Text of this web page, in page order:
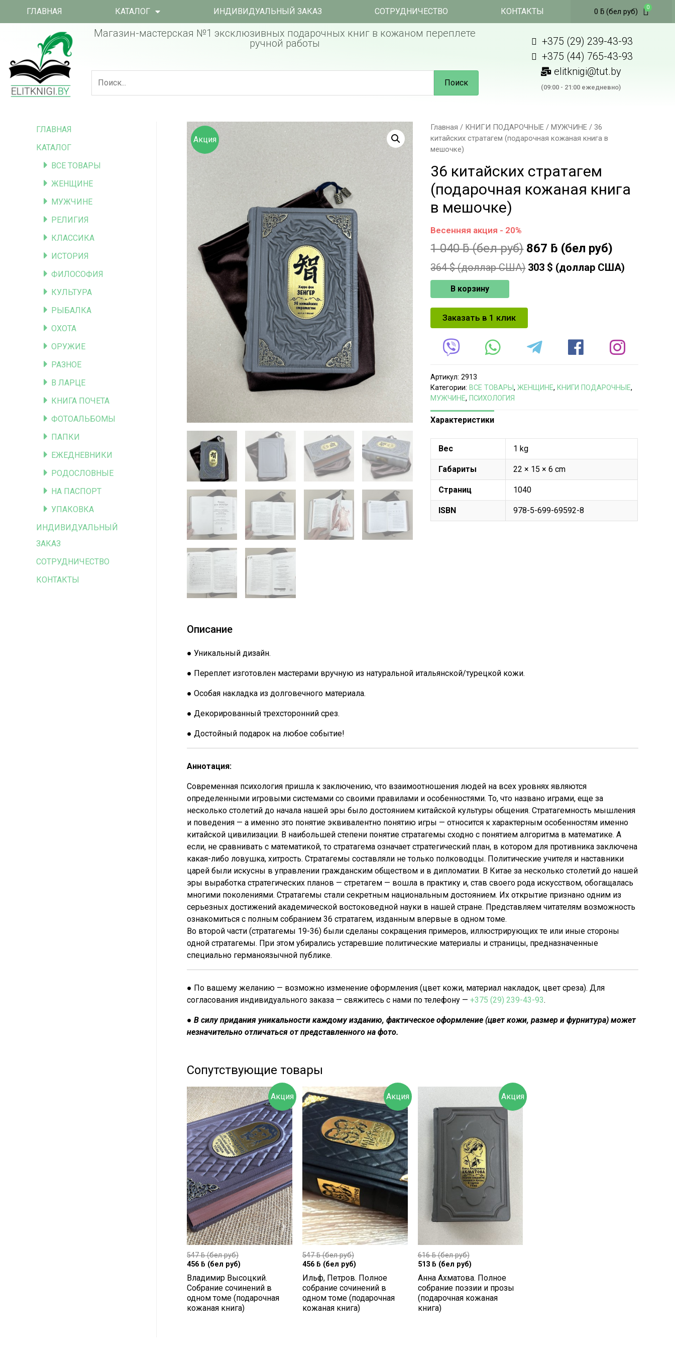
ГЛАВНАЯ КАТАЛОГ ИНДИВИДУАЛЬНЫЙ ЗАКАЗ СОТРУДНИЧЕСТВО КОНТАКТЫ 0 ƃ(бел руб)
Магазин-мастерская №1 эксклюзивных подарочных книг в кожаном переплете
ручной работы
Поиск
+375 (29) 239-43-93
+375 (44) 765-43-93
elitknigi@tut.by
(09:00 - 21:00 ежедневно)
ГЛАВНАЯ
КАТАЛОГ
ВСЕ ТОВАРЫ
ЖЕНЩИНЕ
МУЖЧИНЕ
РЕЛИГИЯ
КЛАССИКА
ИСТОРИЯ
ФИЛОСОФИЯ
КУЛЬТУРА
РЫБАЛКА
ОХОТА
ОРУЖИЕ
РАЗНОЕ
В ЛАРЦЕ
КНИГА ПОЧЕТА
ФОТОАЛЬБОМЫ
ПАПКИ
ЕЖЕДНЕВНИКИ
РОДОСЛОВНЫЕ
НА ПАСПОРТ
УПАКОВКА
ИНДИВИДУАЛЬНЫЙ
ЗАКАЗ
СОТРУДНИЧЕСТВО
КОНТАКТЫ
Акция
Главная / КНИГИ ПОДАРОЧНЫЕ /МУЖЧИНЕ / 36
китайских стратагем (подарочная кожаная книга в
мешочке)
36 китайских стратагем
(подарочная кожаная книга
в мешочке)
Весенняя акция - 20%
1 040ƃ(бел руб) 867 ƃ (бел руб)
364$ (доллар США) 303 $ (доллар США)
В корзину
Заказать в 1 клик
Артикул:2913
Категории: ВСЕ ТОВАРЫ,ЖЕНЩИНЕ, КНИГИ ПОДАРОЧНЫЕ,
МУЖЧИНЕ, ПСИХОЛОГИЯ
Характеристики
Вес 1 kg
Габариты 22 × 15 × 6 cm
Страниц 1040
ISBN 978-5-699-69592-8
Описание
● Уникальный дизайн.
● Переплет изготовлен мастерами вручную из натуральной итальянской/турецкой кожи.
● Особая накладка из долговечного материала.
● Декорированный трехсторонний срез.
● Достойный подарок на любое событие!
Аннотация:
Современная психология пришла к заключению, что взаимоотношения людей на всех уровнях являются
определенными игровыми системами со своими правилами и особенностями. То, что названо играми, еще за
несколько столетий до начала нашей эры было достоянием китайской культуры общения. Стратагемность мышления
и поведения — а именно это понятие эквивалентно понятию игры — относится к характерным особенностям именно
китайской цивилизации. В наибольшей степени понятие стратагемы сходно с понятием алгоритма в математике. А
если, не сравнивать с математикой, то стратагема означает стратегический план, в котором для противника заключена
какая-либо ловушка, хитрость. Стратагемы составляли не только полководцы. Политические учителя и наставники
царей были искусны в управлении гражданским обществом и в дипломатии. В Китае за несколько столетий до нашей
эры выработка стратегических планов — стретагем — вошла в практику и, став своего рода искусством, обогащалась
многими поколениями. Стратагемы стали секретным национальным достоянием. Их открытие признано одним из
серьезных достижений академической востоковедной науки в нашей стране. Представляем читателям возможность
ознакомиться с полным собранием 36 стратагем, изданным впервые в одном томе.
Во второй части (стратагемы 19-36) были сделаны сокращения примеров, иллюстрирующих те или иные стороны
одной стратагемы. При этом убирались устаревшие политические материалы и страницы, предназначенные
специально германоязычной публике.
● По вашему желанию — возможно изменение оформления (цвет кожи, материал накладок, цвет среза). Для
согласования индивидуального заказа — свяжитесь с нами по телефону — +375 (29) 239-43-93.
● В силу придания уникальности каждому изданию, фактическое оформление (цвет кожи, размер и фурнитура) может
незначительно отличаться от представленного на фото.
Сопутствующие товары
Акция
547ƃ(бел руб)
456 ƃ (бел руб)
Владимир Высоцкий.
Собрание сочинений в
одном томе (подарочная
кожаная книга)
Акция
547ƃ(бел руб)
456 ƃ (бел руб)
Ильф, Петров. Полное
собрание сочинений в
одном томе (подарочная
кожаная книга)
Акция
616ƃ(бел руб)
513 ƃ (бел руб)
Анна Ахматова. Полное
собрание поэзии и прозы
(подарочная кожаная
книга)